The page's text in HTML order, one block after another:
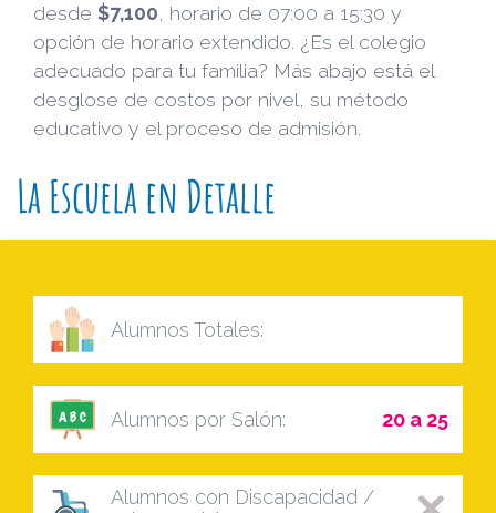
desde $7,100 , horario de 07:00 a 15:30 y
opción de horario extendido. ¿Es el colegio
adecuado para tu familia? Más abajo está el
desglose de costos por nivel, su método
educativo y el proceso de admisión.
La Escuela en Detalle
Alumnos Totales:
Alumnos por Salón: 20 a 25
Alumnos con Discapacidad /